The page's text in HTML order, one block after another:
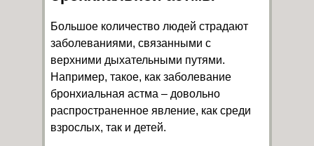
Большое количество людей страдают
заболеваниями, связанными с
верхними дыхательными путями.
Например, такое, как заболевание
бронхиальная астма – довольно
распространенное явление, как среди
взрослых, так и детей.